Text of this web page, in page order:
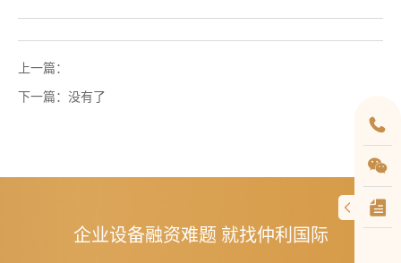
上一篇：
下一篇： 没有了
企业设备融资难题 就找仲利国际